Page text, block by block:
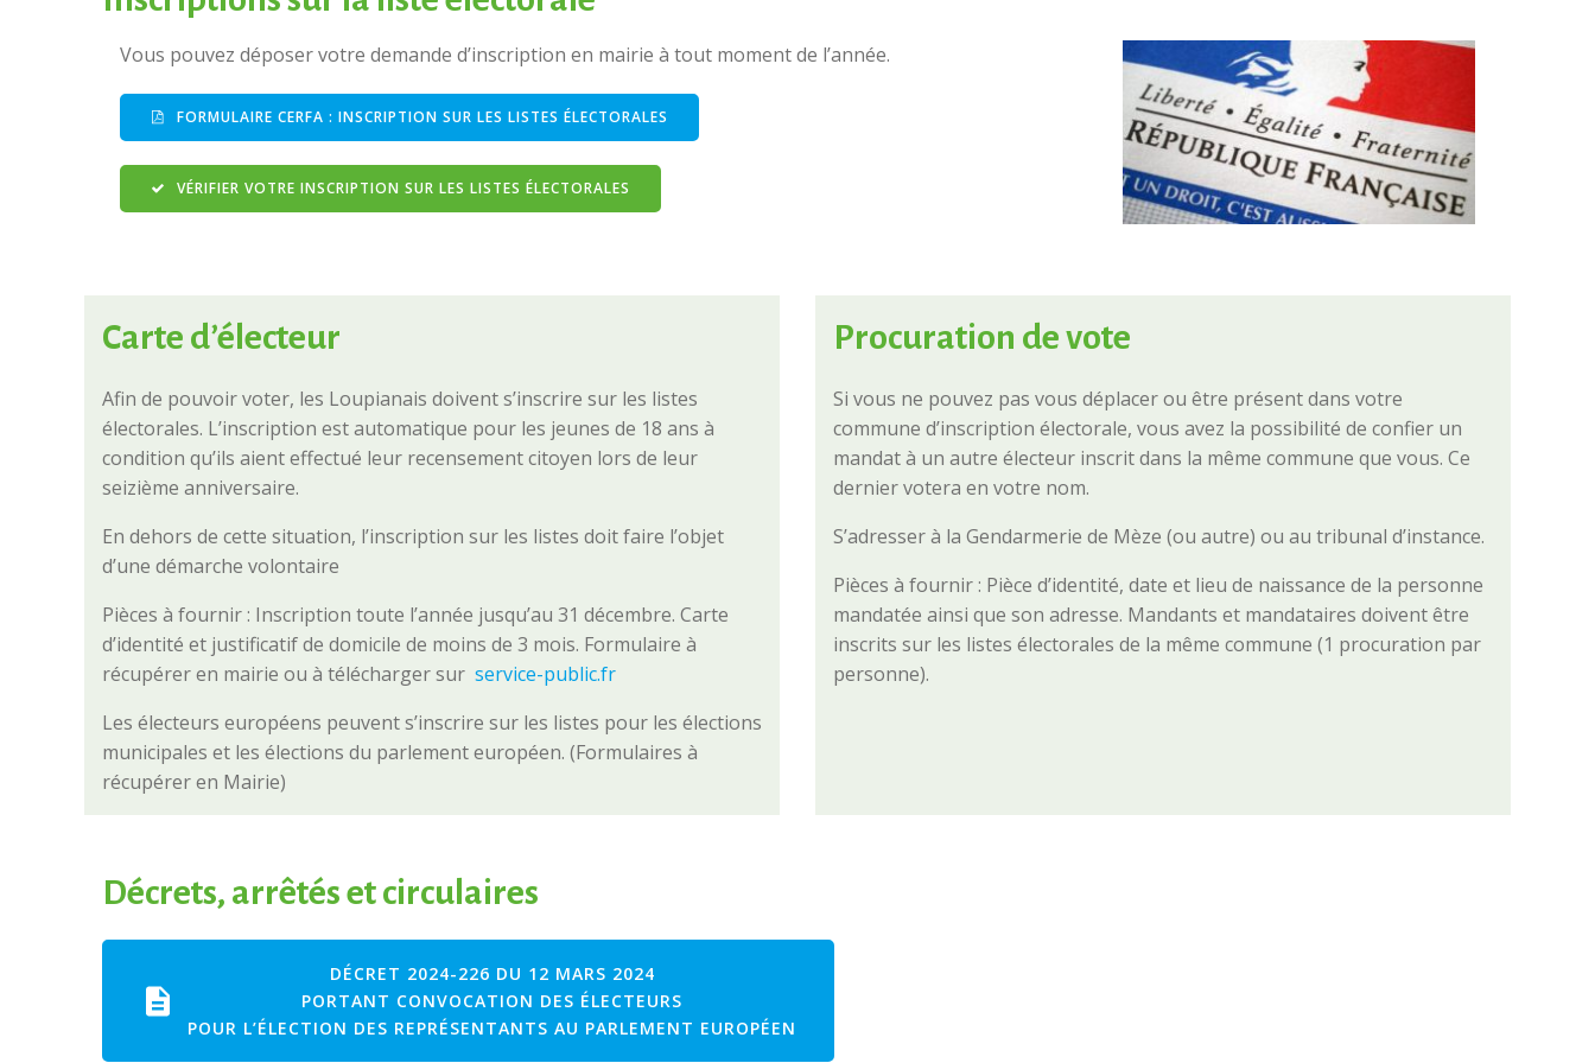
Vous pouvez déposer votre demande d’inscription en mairie à tout moment de l’année.
FORMULAIRE CERFA : INSCRIPTION SUR LES LISTES ÉLECTORALES
VÉRIFIER VOTRE INSCRIPTION SUR LES LISTES ÉLECTORALES
Carte d’électeur
Afin de pouvoir voter, les Loupianais doivent s’inscrire sur les listes
électorales. L’inscription est automatique pour les jeunes de 18 ans à
condition qu’ils aient effectué leur recensement citoyen lors de leur
seizième anniversaire.
En dehors de cette situation, l’inscription sur les listes doit faire l’objet
d’une démarche volontaire
Pièces à fournir : Inscription toute l’année jusqu’au 31 décembre. Carte
d’identité et justificatif de domicile de moins de 3 mois. Formulaire à
récupérer en mairie ou à télécharger sur service-public.fr
Les électeurs européens peuvent s’inscrire sur les listes pour les élections
municipales et les élections du parlement européen. (Formulaires à
récupérer en Mairie)
Procuration de vote
Si vous ne pouvez pas vous déplacer ou être présent dans votre
commune d’inscription électorale, vous avez la possibilité de confier un
mandat à un autre électeur inscrit dans la même commune que vous. Ce
dernier votera en votre nom.
S’adresser à la Gendarmerie de Mèze (ou autre) ou au tribunal d’instance.
Pièces à fournir : Pièce d’identité, date et lieu de naissance de la personne
mandatée ainsi que son adresse. Mandants et mandataires doivent être
inscrits sur les listes électorales de la même commune (1 procuration par
personne).
Décrets, arrêtés et circulaires
DÉCRET 2024-226 DU 12 MARS 2024
PORTANT CONVOCATION DES ÉLECTEURS
POUR L’ÉLECTION DES REPRÉSENTANTS AU PARLEMENT EUROPÉEN